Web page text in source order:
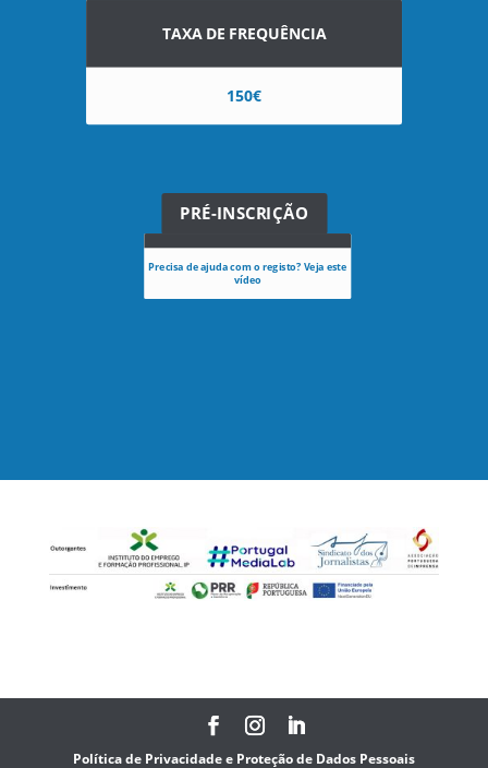
TAXA DE FREQUÊNCIA
150€
PRÉ-INSCRIÇÃO
Precisa de ajuda com o registo? Veja este
vídeo
Política de Privacidade e Proteção de Dados Pessoais